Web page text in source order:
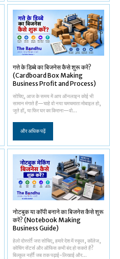
गत्ते के डिब्बे का बिजनेस कैसे शुरू करें?
(Cardboard Box Making
Business Profit and Process)
सोचिए, आज के समय में आप ऑनलाइन कोई भी
सामान मंगाते हैं—चाहे वो नया चमचमाता मोबाइल हो,
जूते हों, या फिर घर का किराना—वो...
और अधिक पढ़ें
नोटबुक या कॉपी बनाने का बिजनेस कैसे शुरू
करें? (Notebook Making
Business Guide)
हेलो दोस्तों! जरा सोचिए, हमारे देश में स्कूल, कॉलेज,
कोचिंग सेंटर्स और ऑफिस कभी बंद हो सकते हैं?
बिल्कुल नहीं! जब तक पढ़ाई-लिखाई और...